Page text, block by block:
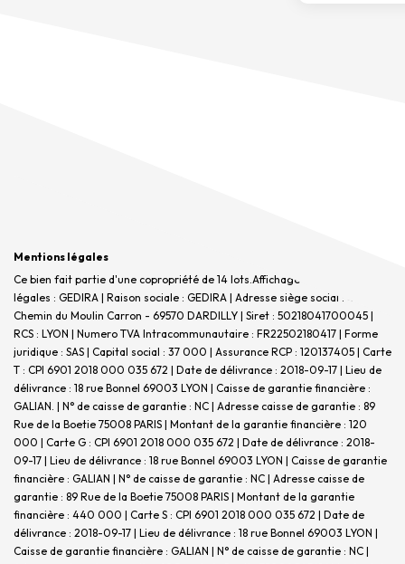
Mentions légales
Ce bien fait partie d'une copropriété de 14 lots.Affichage des informations
légales : GEDIRA | Raison sociale : GEDIRA | Adresse siège social : 45
Chemin du Moulin Carron - 69570 DARDILLY | Siret : 50218041700045 |
RCS : LYON | Numero TVA Intracommunautaire : FR22502180417 | Forme
juridique : SAS | Capital social : 37 000 | Assurance RCP : 120137405 | Carte
T : CPI 6901 2018 000 035 672 | Date de délivrance : 2018-09-17 | Lieu de
délivrance : 18 rue Bonnel 69003 LYON | Caisse de garantie financière :
GALIAN. | N° de caisse de garantie : NC | Adresse caisse de garantie : 89
Rue de la Boetie 75008 PARIS | Montant de la garantie financière : 120
000 | Carte G : CPI 6901 2018 000 035 672 | Date de délivrance : 2018-
09-17 | Lieu de délivrance : 18 rue Bonnel 69003 LYON | Caisse de garantie
financière : GALIAN | N° de caisse de garantie : NC | Adresse caisse de
garantie : 89 Rue de la Boetie 75008 PARIS | Montant de la garantie
financière : 440 000 | Carte S : CPI 6901 2018 000 035 672 | Date de
délivrance : 2018-09-17 | Lieu de délivrance : 18 rue Bonnel 69003 LYON |
Caisse de garantie financière : GALIAN | N° de caisse de garantie : NC |